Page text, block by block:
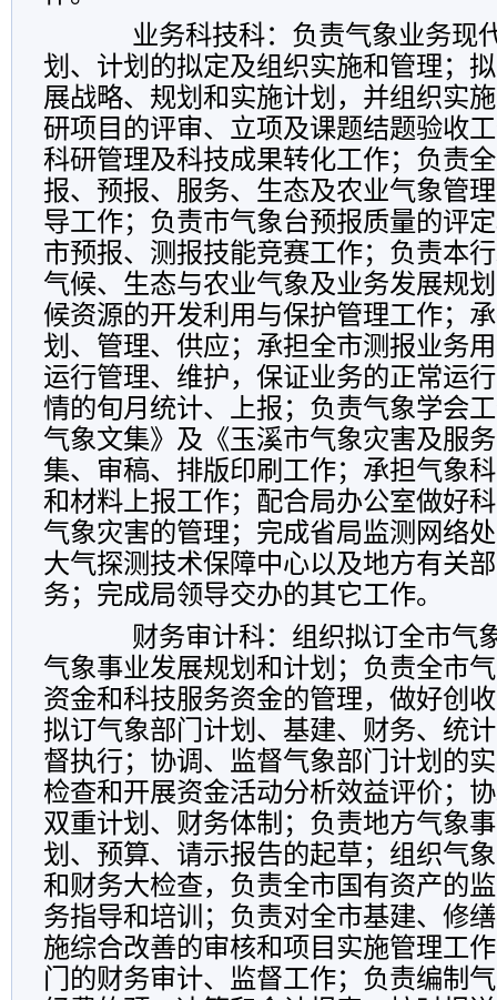
业务科技科：负责气象业务现
划、计划的拟定及组织实施和管理；
展战略、规划和实施计划，并组织实
研项目的评审、立项及课题结题验收
科研管理及科技成果转化工作；负责
报、预报、服务、生态及农业气象管
导工作；负责市气象台预报质量的评
市预报、测报技能竞赛工作；负责本
气候、生态与农业气象及业务发展规
候资源的开发利用与保护管理工作；
划、管理、供应；承担全市测报业务
运行管理、维护，保证业务的正常运
情的旬月统计、上报；负责气象学会
气象文集》及《玉溪市气象灾害及服
集、审稿、排版印刷工作；承担气象
和材料上报工作；配合局办公室做好
气象灾害的管理；完成省局监测网络
大气探测技术保障中心以及地方有关
务；完成局领导交办的其它工作。
财务审计科：组织拟订全市气
气象事业发展规划和计划；负责全市
资金和科技服务资金的管理，做好创
拟订气象部门计划、基建、财务、统
督执行；协调、监督气象部门计划的
检查和开展资金活动分析效益评价；
双重计划、财务体制；负责地方气象
划、预算、请示报告的起草；组织气
和财务大检查，负责全市国有资产的
务指导和培训；负责对全市基建、修
施综合改善的审核和项目实施管理工
门的财务审计、监督工作；负责编制